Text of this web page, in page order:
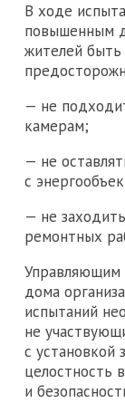
В ходе
повышенным
жителей
— не
камерам;
— не
с
— не
ремонтных
Управляющим
дома
испытаний
не
с установкой
целостность
и